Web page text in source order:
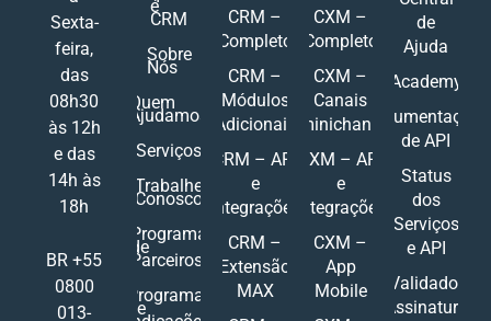
Sexta-
feira,
das
08h30
às 12h
e das
14h às
18h
BR +55
0800
013-
é
CRM
Sobre
Nós
Quem
Ajudamos
Serviços
Trabalhe
Conosco
Programa
de
Parceiros
Programa
de
CRM –
Completo
CRM –
Módulos
Adicionais
CRM – API
e
Integrações
CRM –
Extensão
MAX
CXM –
Completo
CXM –
Canais
Ominichannel
CXM – API
e
Integrações
CXM –
App
Mobile
de
Ajuda
Academy
Documentações
de API
Status
dos
Serviços
e API
Validador
Assinatura